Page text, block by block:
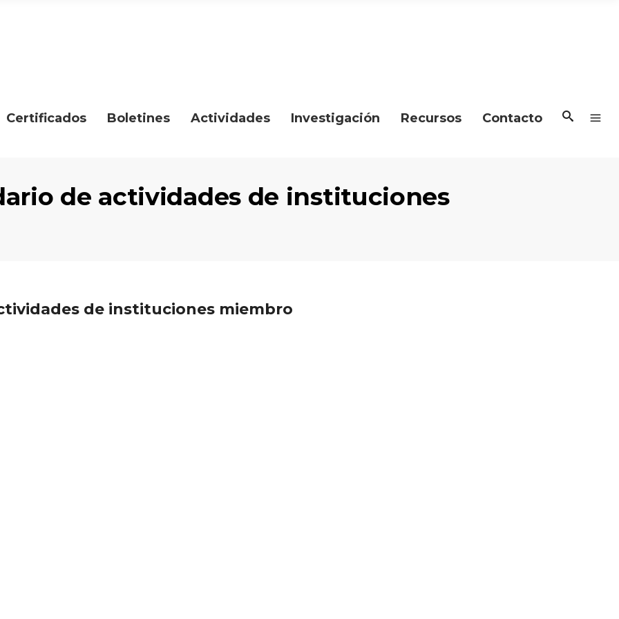
Certificados Boletines Actividades Investigación Recursos Contacto
de actividades de instituciones
de instituciones miembro